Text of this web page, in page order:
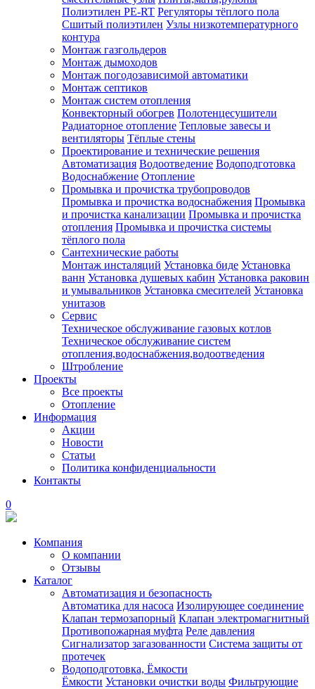
Полиэтилен PE-RT Регуляторы тёплого пола
Сшитый полиэтилен Узлы низкотемпературного
контура
Монтаж газгольдеров
Монтаж дымоходов
Монтаж погодозависимой автоматики
Монтаж септиков
Монтаж систем отопления
Конвекторный обогрев Полотенцесушители
Радиаторное отопление Тепловые завесы и
вентиляторы Тёплые стены
Проектирование и технические решения
Автоматизация Водоотведение Водоподготовка
Водоснабжение Отопление
Промывка и прочистка трубопроводов
Промывка и прочистка водоснабжения Промывка
и прочистка канализации Промывка и прочистка
отопления Промывка и прочистка системы
тёплого пола
Сантехнические работы
Монтаж инсталяций Установка биде Установка
ванн Установка душевых кабин Установка раковин
и умывальников Установка смесителей Установка
унитазов
Сервис
Техническое обслуживание газовых котлов
Техническое обслуживание систем
отопления,водоснабжения,водоотведения
Штробление
Проекты
Все проекты
Отопление
Информация
Акции
Новости
Статьи
Политика конфиденциальности
Контакты
0
Компания
О компании
Отзывы
Каталог
Автоматизация и безопасность
Автоматика для насоса Изолирующее соединение
Клапан термозапорный Клапан электромагнитный
Противопожарная муфта Реле давления
Сигнализатор загазованности Система защиты от
протечек
Водоподготовка, Ёмкости
Ёмкости Установки очистки воды Фильтрующие